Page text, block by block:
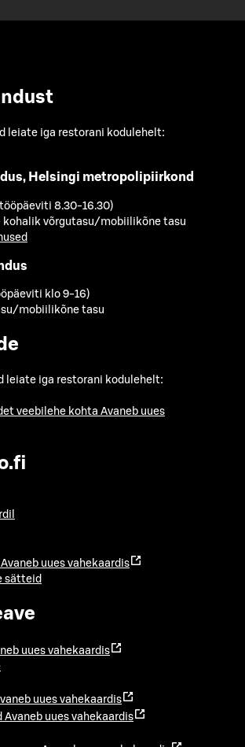
leiate iga restorani kodulehelt:
Helsingi metropolipiirkond
8.30-16.30)
kohalik võrgutasu/mobiilikõne tasu
klo 9-16)
mobiilikõne tasu
leiate iga restorani kodulehelt:
veebilehe kohta Avaneb uues
Avaneb uues vahekaardis
sätteid
uues vahekaardis
uues vahekaardis
Avaneb uues vahekaardis